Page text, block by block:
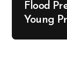
Flood
Young